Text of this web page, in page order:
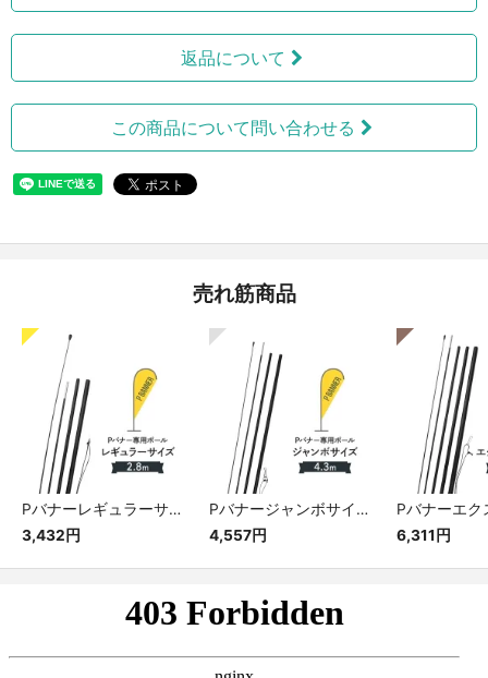
返品について
この商品について問い合わせる
売れ筋商品
Pバナーレギュラーサイズ専用ポール
3,432円
Pバナージャンボサイズ専用ポール
4,557円
6,311円